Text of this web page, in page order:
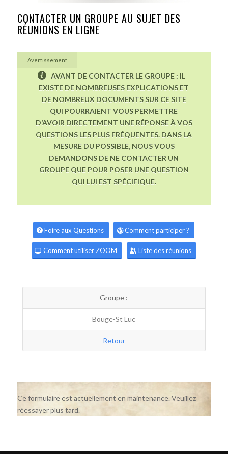
CONTACTER UN GROUPE AU SUJET DES
RÉUNIONS EN LIGNE
Avertissement
AVANT DE CONTACTER LE GROUPE : IL
EXISTE DE NOMBREUSES EXPLICATIONS ET
DE NOMBREUX DOCUMENTS SUR CE SITE
QUI POURRAIENT VOUS PERMETTRE
D’AVOIR DIRECTEMENT UNE RÉPONSE À VOS
QUESTIONS LES PLUS FRÉQUENTES. DANS LA
MESURE DU POSSIBLE, NOUS VOUS
DEMANDONS DE NE CONTACTER UN
GROUPE QUE POUR POSER UNE QUESTION
QUI LUI EST SPÉCIFIQUE.
Foire aux Questions Comment participer ?
Comment utiliser ZOOM Liste des réunions
Groupe :
Bouge-St Luc
Retour
Ce formulaire est actuellement en maintenance. Veuillez
réessayer plus tard.